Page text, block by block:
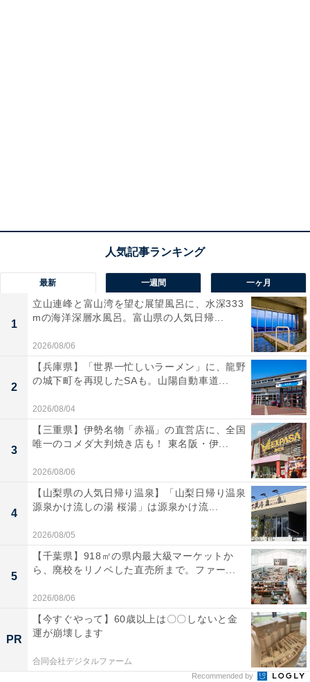
最新 一週間 一ヶ月
1
立山連峰と富山湾を望む展望風呂に、水深333
mの海洋深層水風呂。富山県の人気日帰...
2026/08/06
2
【兵庫県】「世界一忙しいラーメン」に、龍野
の城下町を再現したSAも。山陽自動車道...
2026/08/04
3
【三重県】伊勢名物「赤福」の直営店に、全国
唯一のコメダ大判焼き店も！ 東名阪・伊...
2026/08/06
4
【山梨県の人気日帰り温泉】「山梨日帰り温泉
源泉かけ流しの湯 桜湯」は源泉かけ流...
2026/08/05
5
【千葉県】918㎡の県内最大級マーケットか
ら、廃校をリノベした直売所まで。ファー...
2026/08/06
PR
【今すぐやって】60歳以上は〇〇しないと金
運が崩壊します
合同会社デジタルファーム
Recommended by